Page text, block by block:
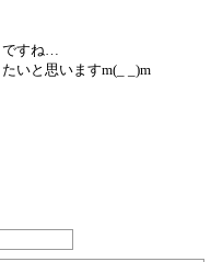
ですね…
いと思いますm(_ _)m